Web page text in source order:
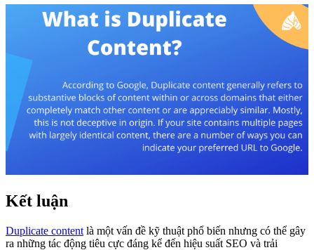
Kết luận
Duplicate content là một vấn đề kỹ thuật phổ biến nhưng có thể gây
ra những tác động tiêu cực đáng kể đến hiệu suất SEO và trải